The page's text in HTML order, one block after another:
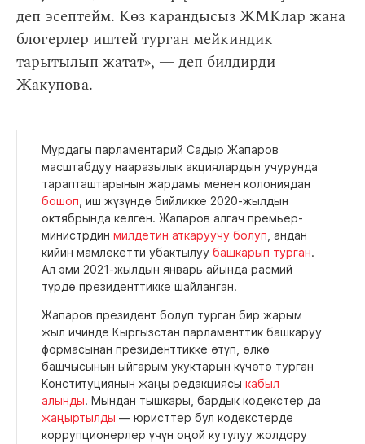
деп эсептейм. Көз карандысыз ЖМКлар жана
блогерлер иштей турган мейкиндик
тарытылып жатат», — деп билдирди
Жакупова.
Мурдагы парламентарий Садыр Жапаров
масштабдуу нааразылык акциялардын учурунда
тарапташтарынын жардамы менен колониядан
бошоп , иш жүзүндө бийликке 2020-жылдын
октябрында келген. Жапаров алгач премьер-
министрдин милдетин аткаруучу болуп , андан
кийин мамлекетти убактылуу башкарып турган.
Ал эми 2021-жылдын январь айында расмий
түрдө президенттикке шайланган.
Жапаров президент болуп турган бир жарым
жыл ичинде Кыргызстан парламенттик башкаруу
формасынан президенттикке өтүп, өлкө
башчысынын ыйгарым укуктарын күчөтө турган
Конституциянын жаңы редакциясы кабыл
алынды. Мындан тышкары, бардык кодекстер да
жаңыртылды — юристтер бул кодекстерде
коррупционерлер үчүн оңой кутулуу жолдору